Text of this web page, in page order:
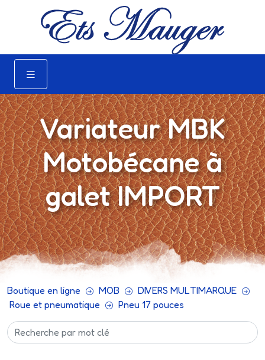
Variateur MBK
Motobécane à
galet IMPORT
Boutique en ligne MOB
DIVERS MULTIMARQUE
Roue et pneumatique
Pneu 17 pouces